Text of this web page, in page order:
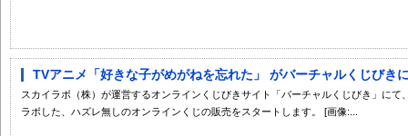
TVアニメ「好きな子がめがねを忘れた」 がバーチャルくじびき
スカイラボ（株）が運営するオンラインくじびきサイト「バーチャルくじびき」に
ラボした、ハズレ無しのオンラインくじの販売をスタートします。 [画像:...